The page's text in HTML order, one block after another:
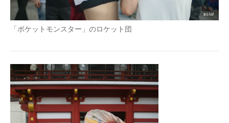
「ポケットモンスター」のロケット団